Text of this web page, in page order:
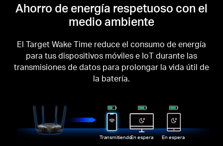
Ahorro de energía respetuoso con el
medio ambiente
El Target Wake Time reduce el consumo de energía
para tus dispositivos móviles e IoT durante las
transmisiones de datos para prolongar la vida útil de
la batería.
TransmitiendoEn espera En espera